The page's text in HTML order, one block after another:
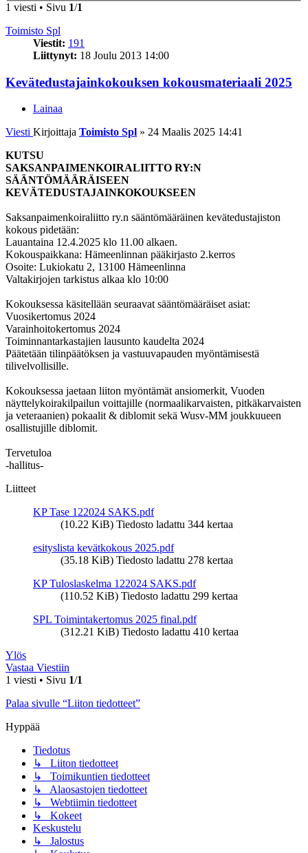
1 viesti • Sivu 1/1
Toimisto Spl
Viestit: 191
Liittynyt: 18 Joulu 2013 14:00
Kevätedustajainkokouksen kokousmateriaali 2025
Lainaa
Viesti Kirjoittaja Toimisto Spl » 24 Maalis 2025 14:41
KUTSU
SAKSANPAIMENKOIRALIITTO RY:N
SÄÄNTÖMÄÄRÄISEEN
KEVÄTEDUSTAJAINKOKOUKSEEN
Saksanpaimenkoiraliitto ry.n sääntömääräinen kevätedustajiston
kokous pidetään:
Lauantaina 12.4.2025 klo 11.00 alkaen.
Kokouspaikkana: Hämeenlinnan pääkirjasto 2.kerros
Osoite: Lukiokatu 2, 13100 Hämeenlinna
Valtakirjojen tarkistus alkaa klo 10:00
Kokouksessa käsitellään seuraavat sääntömääräiset asiat:
Vuosikertomus 2024
Varainhoitokertomus 2024
Toiminnantarkastajien lausunto kaudelta 2024
Päätetään tilinpäätöksen ja vastuuvapauden myöntämisestä
tilivelvollisille.
Kokouksessa jaetaan liiton myöntämät ansiomerkit, Vuoden
näyttelykoirakilpailun voittajille (normaalikarvaisten, pitkäkarvaisten
ja veteraanien) pokaalit & diblomit sekä Wusv-MM joukkuueen
osallistujille diblomit.
Tervetuloa
-hallitus-
Liitteet
KP Tase 122024 SAKS.pdf
(10.22 KiB) Tiedosto ladattu 344 kertaa
esityslista kevätkokous 2025.pdf
(35.18 KiB) Tiedosto ladattu 278 kertaa
KP Tuloslaskelma 122024 SAKS.pdf
(110.52 KiB) Tiedosto ladattu 299 kertaa
SPL Toimintakertomus 2025 final.pdf
(312.21 KiB) Tiedosto ladattu 410 kertaa
Ylös
Vastaa Viestiin
1 viesti • Sivu 1/1
Palaa sivulle “Liiton tiedotteet”
Hyppää
Tiedotus
↳ Liiton tiedotteet
↳ Toimikuntien tiedotteet
↳ Alaosastojen tiedotteet
↳ Webtiimin tiedotteet
↳ Kokeet
Keskustelu
↳ Jalostus